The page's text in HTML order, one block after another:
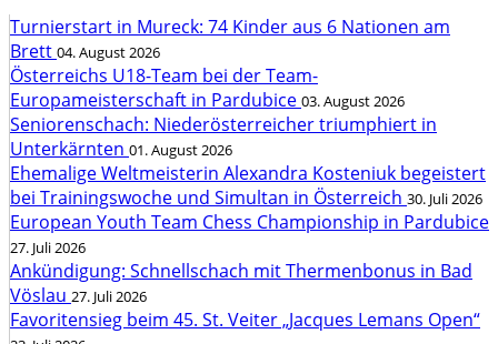
Turnierstart in Mureck: 74 Kinder aus 6 Nationen am
Brett 04. August 2026
Österreichs U18-Team bei der Team-
Europameisterschaft in Pardubice 03. August 2026
Seniorenschach: Niederösterreicher triumphiert in
Unterkärnten 01. August 2026
Ehemalige Weltmeisterin Alexandra Kosteniuk begeistert
bei Trainingswoche und Simultan in Österreich 30. Juli 2026
European Youth Team Chess Championship in Pardubice
27. Juli 2026
Ankündigung: Schnellschach mit Thermenbonus in Bad
Vöslau 27. Juli 2026
Favoritensieg beim 45. St. Veiter „Jacques Lemans Open“